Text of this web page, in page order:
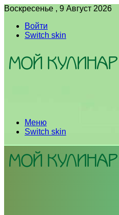
Воскресенье , 9 Август 2026
Войти
Switch skin
Меню
Switch skin